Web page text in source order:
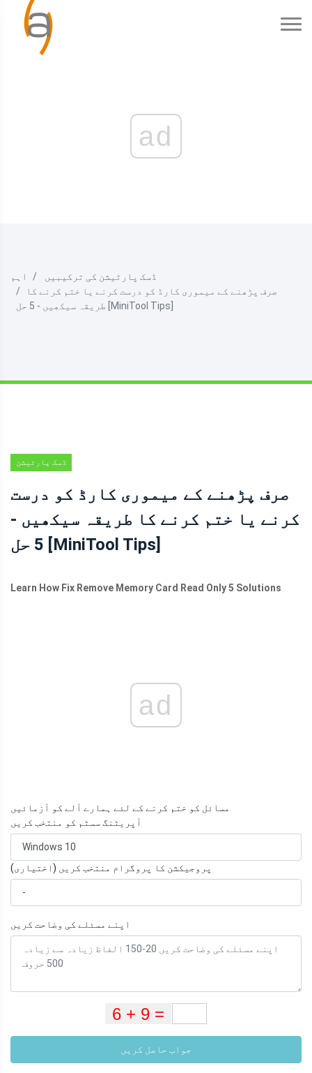
ad
اہم
ڈسک پارٹیشن کی ترکیبیں
صرف پڑھنے کے میموری کارڈ کو درست کرنے یا ختم کرنے کا
طریقہ سیکھیں - 5 حل [MiniTool Tips]
ڈسک پارٹیشن
صرف پڑھنے کے میموری کارڈ کو درست
کرنے یا ختم کرنے کا طریقہ سیکھیں -
5 حل [MiniTool Tips]
Learn How Fix Remove Memory Card Read Only 5 Solutions
ad
مسائل کو ختم کرنے کے لئے ہمارے آلے کو آزمائیں
آپریٹنگ سسٹم کو منتخب کریں
پروجیکشن کا پروگرام منتخب کریں (اختیاری)
اپنے مسئلے کی وضاحت کریں
جواب حاصل کریں